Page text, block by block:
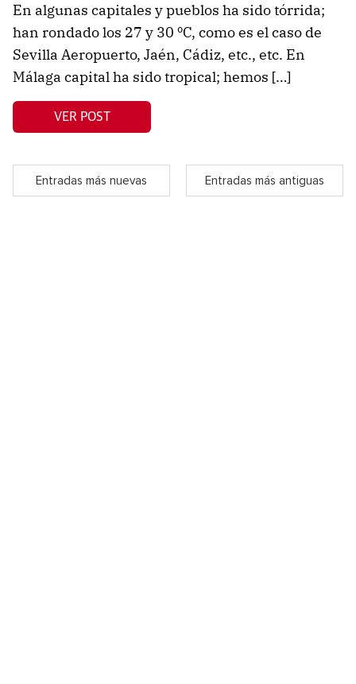
En algunas capitales y pueblos ha sido tórrida;
han rondado los 27 y 30 ºC, como es el caso de
Sevilla Aeropuerto, Jaén, Cádiz, etc., etc. En
Málaga capital ha sido tropical; hemos […]
VER POST
Entradas más nuevas Entradas más antiguas